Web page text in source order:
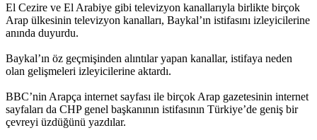
El Cezire ve El Arabiye gibi televizyon kanallarıyla birlikte birçok
Arap ülkesinin televizyon kanalları, Baykal’ın istifasını izleyicilerine
anında duyurdu.
Baykal’ın öz geçmişinden alıntılar yapan kanallar, istifaya neden
olan gelişmeleri izleyicilerine aktardı.
BBC’nin Arapça internet sayfası ile birçok Arap gazetesinin internet
sayfaları da CHP genel başkanının istifasının Türkiye’de geniş bir
çevreyi üzdüğünü yazdılar.